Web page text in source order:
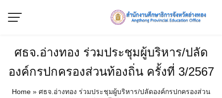
ศธจ.อ่างทอง ร่วมประชุมผู้บริหาร/ปลัด
องค์กรปกครองส่วนท้องถิ่น ครั้งที่ 3/2567
Home» ศธจ.อ่างทอง ร่วมประชุมผู้บริหาร/ปลัดองค์กรปกครองส่วน